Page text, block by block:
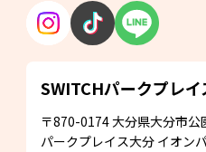
SWITCHパークプレイ
〒870-0174大分県大分市公
パークプレイス大分 イオン